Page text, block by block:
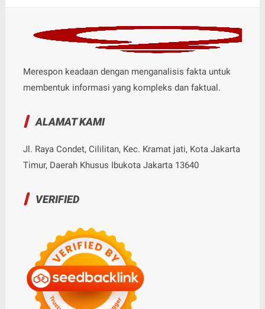
Merespon keadaan dengan menganalisis fakta untuk
membentuk informasi yang kompleks dan faktual.
ALAMAT KAMI
Jl. Raya Condet, Cililitan, Kec. Kramat jati, Kota Jakarta
Timur, Daerah Khusus Ibukota Jakarta 13640
VERIFIED